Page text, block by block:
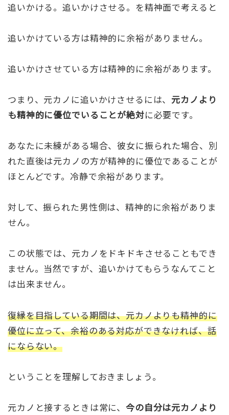
追いかける。追いかけさせる。を精神面で考えると
追いかけている方は精神的に余裕がありません。
追いかけさせている方は精神的に余裕があります。
つまり、元カノに追いかけさせるには、元カノより
も精神的に優位でいることが絶対に必要です。
あなたに未練がある場合、彼女に振られた場合、別
れた直後は元カノの方が精神的に優位であることが
ほとんどです。冷静で余裕があります。
対して、振られた男性側は、精神的に余裕がありま
せん。
この状態では、元カノをドキドキさせることもでき
ません。当然ですが、追いかけてもらうなんてこと
は出来ません。
復縁を目指している期間は、元カノよりも精神的に
優位に立って、余裕のある対応ができなければ、話
にならない。
ということを理解しておきましょう。
元カノと接するときは常に、今の自分は元カノより